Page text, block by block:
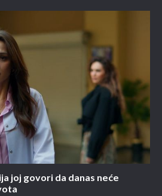
joj govori da danas neće